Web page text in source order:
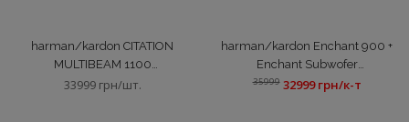
harman/kardon CITATION
MULTIBEAM 1100
(HKCITAMB1100GRYEP)
33999 грн/шт.
harman/kardon Enchant 900 +
Enchant Subwofer
(HKENCH900WSUB)
3599932999 грн/к-т